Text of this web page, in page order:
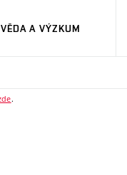
VĚDA A VÝZKUM
.